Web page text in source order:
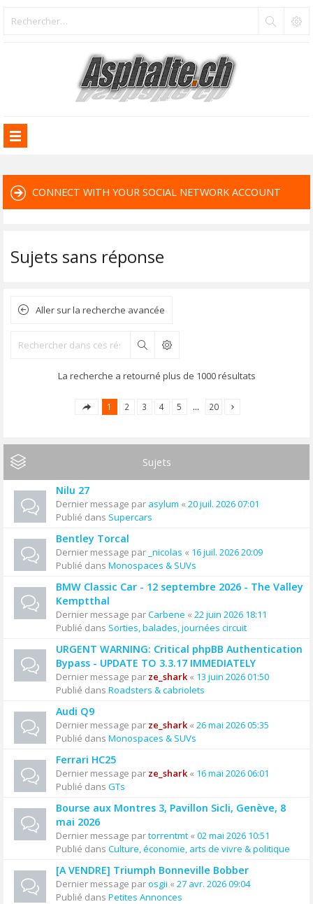
CONNECT WITH YOUR SOCIAL NETWORK ACCOUNT
Sujets sans réponse
Aller sur la recherche avancée
Rechercher
La recherche a retourné plus de 1000 résultats
1 2 3 4 5 … 20
Sujets
Nilu 27
Dernier message par asylum « 20 juil. 2026 07:01
Publié dans Supercars
Bentley Torcal
Dernier message par _nicolas « 16 juil. 2026 20:09
Publié dans Monospaces & SUVs
BMW Classic Car - 12 septembre 2026 - The Valley
Kemptthal
Dernier message parCarbene « 22 juin 2026 18:11
Publié dans Sorties, balades, journées circuit
URGENT WARNING: Critical phpBB Authentication
Bypass - UPDATE TO 3.3.17 IMMEDIATELY
Dernier message par ze_shark« 13 juin 2026 01:50
Publié dans Roadsters & cabriolets
Audi Q9
Dernier message par ze_shark« 26 mai 2026 05:35
Publié dans Monospaces & SUVs
Ferrari HC25
Dernier message par ze_shark« 16 mai 2026 06:01
Publié dans GTs
Bourse aux Montres 3, Pavillon Sicli, Genève, 8
mai 2026
Dernier message partorrentmt « 02 mai 2026 10:51
Publié dans Culture, économie, arts de vivre & politique
[A VENDRE] Triumph Bonneville Bobber
Dernier message parosgii « 27 avr. 2026 09:04
Publié dans Petites Annonces